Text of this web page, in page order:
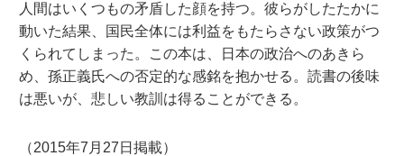
人間はいくつもの矛盾した顔を持つ。彼らがしたたかに
動いた結果、国民全体には利益をもたらさない政策がつ
くられてしまった。この本は、日本の政治へのあきら
め、孫正義氏への否定的な感銘を抱かせる。読書の後味
は悪いが、悲しい教訓は得ることができる。
（2015年7月27日掲載）